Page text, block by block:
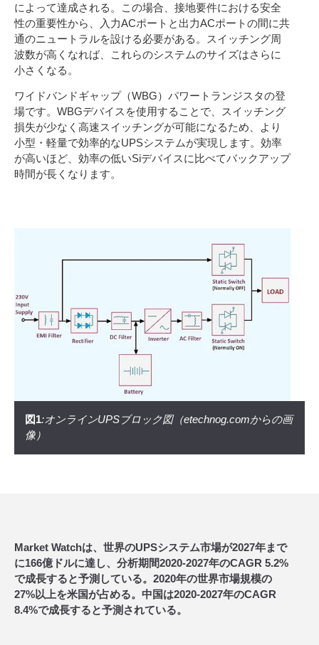
によって達成される。この場合、接地要件における安全
性の重要性から、入力ACポートと出力ACポートの間に共
通のニュートラルを設ける必要がある。スイッチング周
波数が高くなれば、これらのシステムのサイズはさらに
小さくなる。
ワイドバンドギャップ（WBG）パワートランジスタの登
場です。WBGデバイスを使用することで、スイッチング
損失が少なく高速スイッチングが可能になるため、より
小型・軽量で効率的なUPSシステムが実現します。効率
が高いほど、効率の低いSiデバイスに比べてバックアップ
時間が長くなります。
図1:オンラインUPSブロック図（etechnog.comからの画
像）
Market Watchは、世界のUPSシステム市場が2027年まで
に166億ドルに達し、分析期間2020-2027年のCAGR 5.2%
で成長すると予測している。2020年の世界市場規模の
27%以上を米国が占める。中国は2020-2027年のCAGR
8.4%で成長すると予測されている。